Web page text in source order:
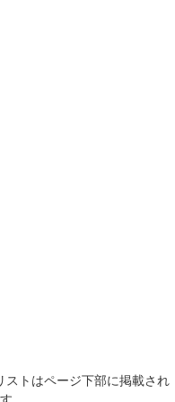
ストはページ下部に掲載され
。